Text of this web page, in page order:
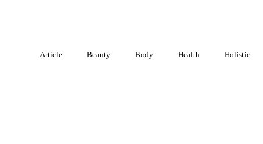
Article Beauty Body Health Holistic